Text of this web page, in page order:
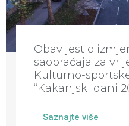
Obavijest o
saobraćaja za
Kulturno-
“Kakanjski dani
Saznajte više